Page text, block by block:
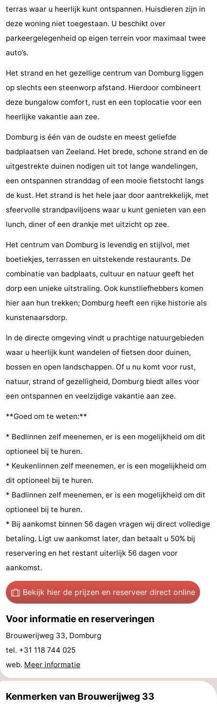
-
Binnenspeeltuinen
-
Bowlen
-
Minigolfbanen
Wellness
centra
Dorpen
&
Steden
Natuur
Rondleidingen
Sporten
-
Zwembaden
-
Fietsen
-
Wandelen
-
Paardrijden
Golfbanen
Eten
drinken
Mondriaan
Toorop
Evenementen
Praktisch
Forum
Route
-
Parkeren
Reisboekenwinkel
Nieuws
Medische
adressen
Regio
Zeeland
Duiveland
-
Renesse
-
terras waar u heerlijk kunt ontspannen. Huisdieren zijn in
deze woning niet toegestaan. U beschikt over
parkeergelegenheid op eigen terrein voor maximaal twee
auto’s.
Het strand en het gezellige centrum van Domburg liggen
op slechts een steenworp afstand. Hierdoor combineert
deze bungalow comfort, rust en een toplocatie voor een
heerlijke vakantie aan zee.
Domburg is één van de oudste en meest geliefde
badplaatsen van Zeeland. Het brede, schone strand en de
uitgestrekte duinen nodigen uit tot lange wandelingen,
een ontspannen stranddag of een mooie fietstocht langs
de kust. Het strand is het hele jaar door aantrekkelijk, met
sfeervolle strandpaviljoens waar u kunt genieten van een
lunch, diner of een drankje met uitzicht op zee.
Het centrum van Domburg is levendig en stijlvol, met
boetiekjes, terrassen en uitstekende restaurants. De
combinatie van badplaats, cultuur en natuur geeft het
dorp een unieke uitstraling. Ook kunstliefhebbers komen
hier aan hun trekken; Domburg heeft een rijke historie als
kunstenaarsdorp.
In de directe omgeving vindt u prachtige natuurgebieden
waar u heerlijk kunt wandelen of fietsen door duinen,
bossen en open landschappen. Of u nu komt voor rust,
natuur, strand of gezelligheid, Domburg biedt alles voor
een ontspannen en veelzijdige vakantie aan zee.
**Goed om te weten:**
* Bedlinnen zelf meenemen, er is een mogelijkheid om dit
optioneel bij te huren.
* Keukenlinnen zelf meenemen, er is een mogelijkheid om
dit optioneel bij te huren.
* Badlinnen zelf meenemen, er is een mogelijkheid om dit
optioneel bij te huren.
* Bij aankomst binnen 56 dagen vragen wij direct volledige
betaling. Ligt uw aankomst later, dan betaalt u 50% bij
reservering en het restant uiterlijk 56 dagen voor
aankomst.
Bekijk hier de prijzen en reserveer direct online
Voor informatie en reserveringen
Brouwerijweg 33, Domburg
tel. +31 118 744 025
web. Meer informatie
Kenmerken van Brouwerijweg 33